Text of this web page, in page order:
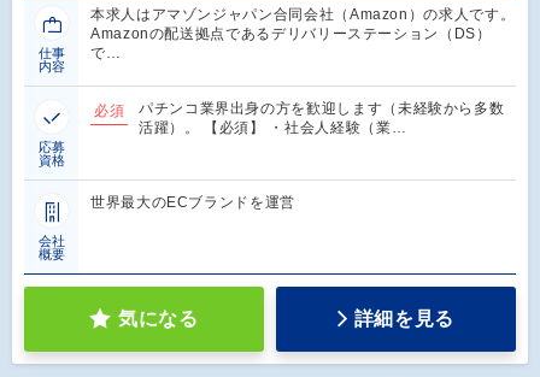
仕事
内容
本求人はアマゾンジャパン合同会社（Amazon）の求人です。
Amazonの配送拠点であるデリバリーステーション（DS）
で…
応募
資格
必須
パチンコ業界出身の方を歓迎します（未経験から多数
活躍）。 【必須】 ・社会人経験（業…
会社
概要
世界最大のECブランドを運営
気になる 詳細を見る